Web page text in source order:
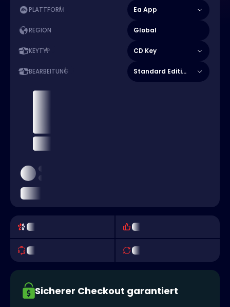
PLATTFORM Ea App
REGION Global
KEYTYP CD Key
BEARBEITUNG Standard Edition
Sicherer Checkout garantiert